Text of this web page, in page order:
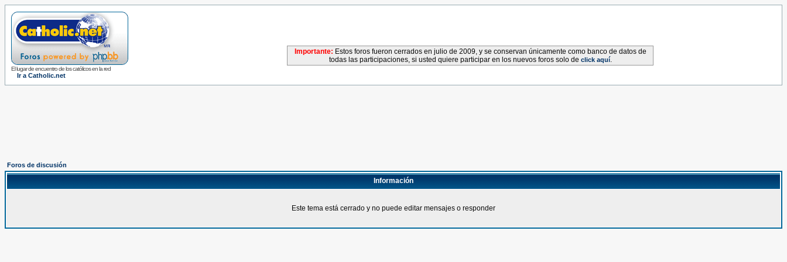
El lugar de encuentro de los católicos en la red
Ir a Catholic.net
Importante: Estos foros fueron cerrados en julio de 2009, y se conservan únicamente como banco de datos de
todas las participaciones, si usted quiere participar en los nuevos foros solo de click aquí.
Foros de discusión
Información
Este tema está cerrado y no puede editar mensajes o responder